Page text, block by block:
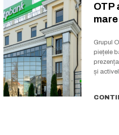
OTP
Grupul
piețele
și